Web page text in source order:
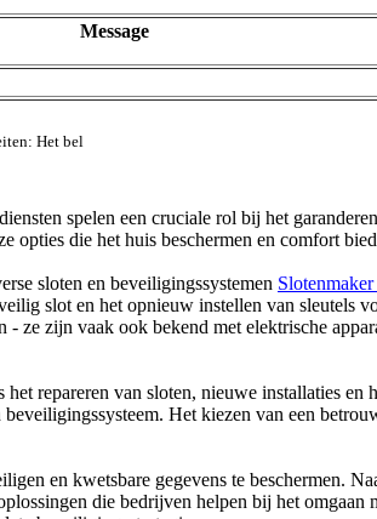
Message
Het bel
spelen een cruciale rol bij het
die het huis beschermen en comfort
sloten en beveiligingssystemen
slot en het opnieuw instellen van sleutels
ze zijn vaak ook bekend met elektrische
repareren van sloten, nieuwe installaties
Het kiezen van een
en kwetsbare gegevens te beschermen.
die bedrijven helpen bij het omgaan